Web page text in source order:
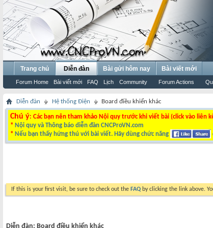
Trang chủ Diễn đàn
Forum Home Bài viết mới FAQ Lịch Community Forum Actions
Bài gửi hôm nay Bài viết mới
Diễn đàn Hệ thống Điện Board điều khiển khác
Chú ý: Các bạn nên tham khảo Nội quy trước khi viết bài (click vào liên
* Nội quy và Thông báo diễn đàn CNCProVN.com
* Nếu bạn thấy hứng thú với bài viết. Hãy dùng chức năng
If this is your first visit, be sure to check out the FAQ by clicking the link above.
Diễn đàn: Board điều khiển khác